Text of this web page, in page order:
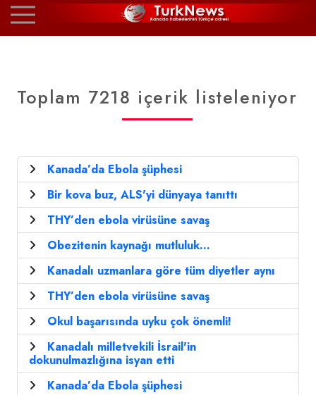
Toplam 7218 içerik listeleniyor
Kanada’da Ebola şüphesi
Bir kova buz, ALS'yi dünyaya tanıttı
THY’den ebola virüsüne savaş
Obezitenin kaynağı mutluluk...
Kanadalı uzmanlara göre tüm diyetler aynı
THY’den ebola virüsüne savaş
Okul başarısında uyku çok önemli!
Kanadalı milletvekili İsrail'in
dokunulmazlığına isyan etti
Kanada’da Ebola şüphesi